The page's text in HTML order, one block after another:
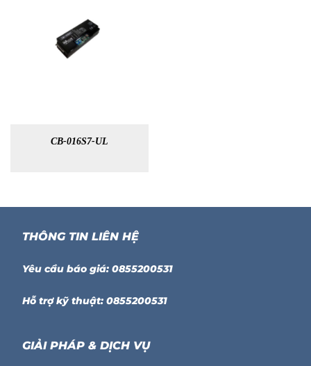
CB-016S7-UL
THÔNG TIN LIÊN HỆ
Yêu cầu báo giá: 0855200531
Hỗ trợ kỹ thuật: 0855200531
GIẢI PHÁP & DỊCH VỤ